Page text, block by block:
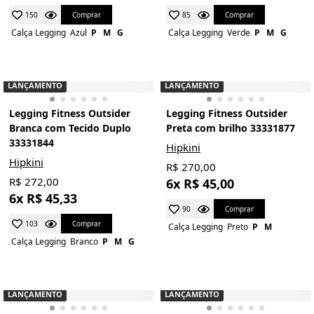
150 Comprar
Calça Legging Azul P M G
85 Comprar
Calça Legging Verde P M G
LANÇAMENTO
Legging Fitness Outsider
Branca com Tecido Duplo
33331844
Hipkini
R$ 272,00
6x R$ 45,33
103 Comprar
Calça Legging Branco P M G
LANÇAMENTO
Legging Fitness Outsider
Preta com brilho 33331877
Hipkini
R$ 270,00
6x R$ 45,00
90 Comprar
Calça Legging Preto P M
LANÇAMENTO LANÇAMENTO